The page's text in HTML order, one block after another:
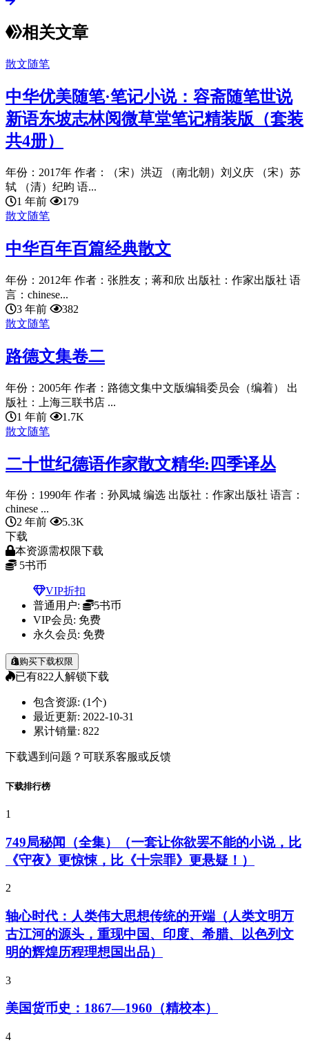
相关文章
散文随笔
中华优美随笔·笔记小说：容斋随笔世说
新语东坡志林阅微草堂笔记精装版（套装
共4册）
年份：2017年 作者：（宋）洪迈 （南北朝）刘义庆 （宋）苏
轼 （清）纪昀 语...
1 年前
179
散文随笔
中华百年百篇经典散文
年份：2012年 作者：张胜友；蒋和欣 出版社：作家出版社 语
言：chinese...
3 年前
382
散文随笔
路德文集卷二
年份：2005年 作者：路德文集中文版编辑委员会（编着） 出
版社：上海三联书店 ...
1 年前
1.7K
散文随笔
二十世纪德语作家散文精华:四季译丛
年份：1990年 作者：孙凤城 编选 出版社：作家出版社 语言：
chinese ...
2 年前
5.3K
下载
本资源需权限下载
5书币
VIP折扣
普通用户:
5书币
VIP会员: 免费
永久会员: 免费
购买下载权限
已有822人解锁下载
包含资源: (1个)
最近更新: 2022-10-31
累计销量: 822
下载遇到问题？可联系客服或反馈
下载排行榜
1
749局秘闻（全集）（一套让你欲罢不能的小说，比
《守夜》更惊悚，比《十宗罪》更悬疑！）
2
轴心时代：人类伟大思想传统的开端（人类文明万
古江河的源头，重现中国、印度、希腊、以色列文
明的辉煌历程理想国出品）
3
美国货币史：1867—1960（精校本）
4